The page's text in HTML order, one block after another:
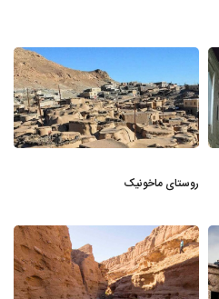
روستای ماخونیک